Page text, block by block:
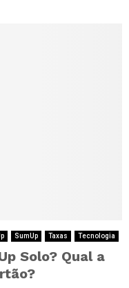
SumUp Taxas Tecnologia
Solo? Qual a